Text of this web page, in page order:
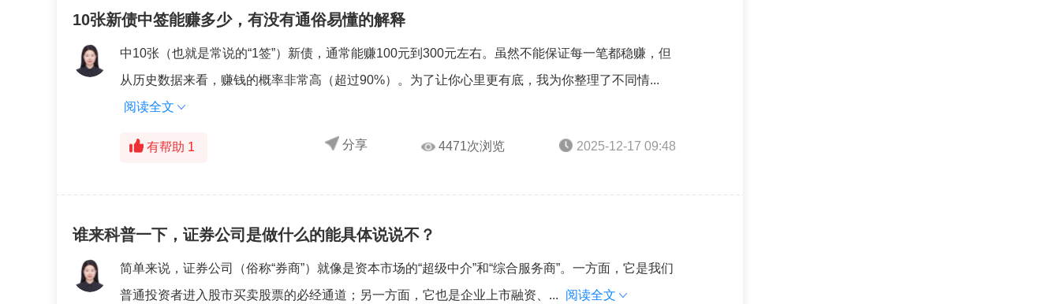
10张新债中签能赚多少，有没有通俗易懂的解释
中10张（也就是常说的“1签”）新债，通常能赚100元到300元左右。虽然不能保证每一笔都稳赚，但
从历史数据来看，赚钱的概率非常高（超过90%）。为了让你心里更有底，我为你整理了不同情...
阅读全文
有帮助 1 分享 4471次浏览 2025-12-17 09:48
谁来科普一下，证券公司是做什么的能具体说说不？
简单来说，证券公司（俗称“券商”）就像是资本市场的“超级中介”和“综合服务商”。一方面，它是我们
普通投资者进入股市买卖股票的必经通道；另一方面，它也是企业上市融资、...
阅读全文